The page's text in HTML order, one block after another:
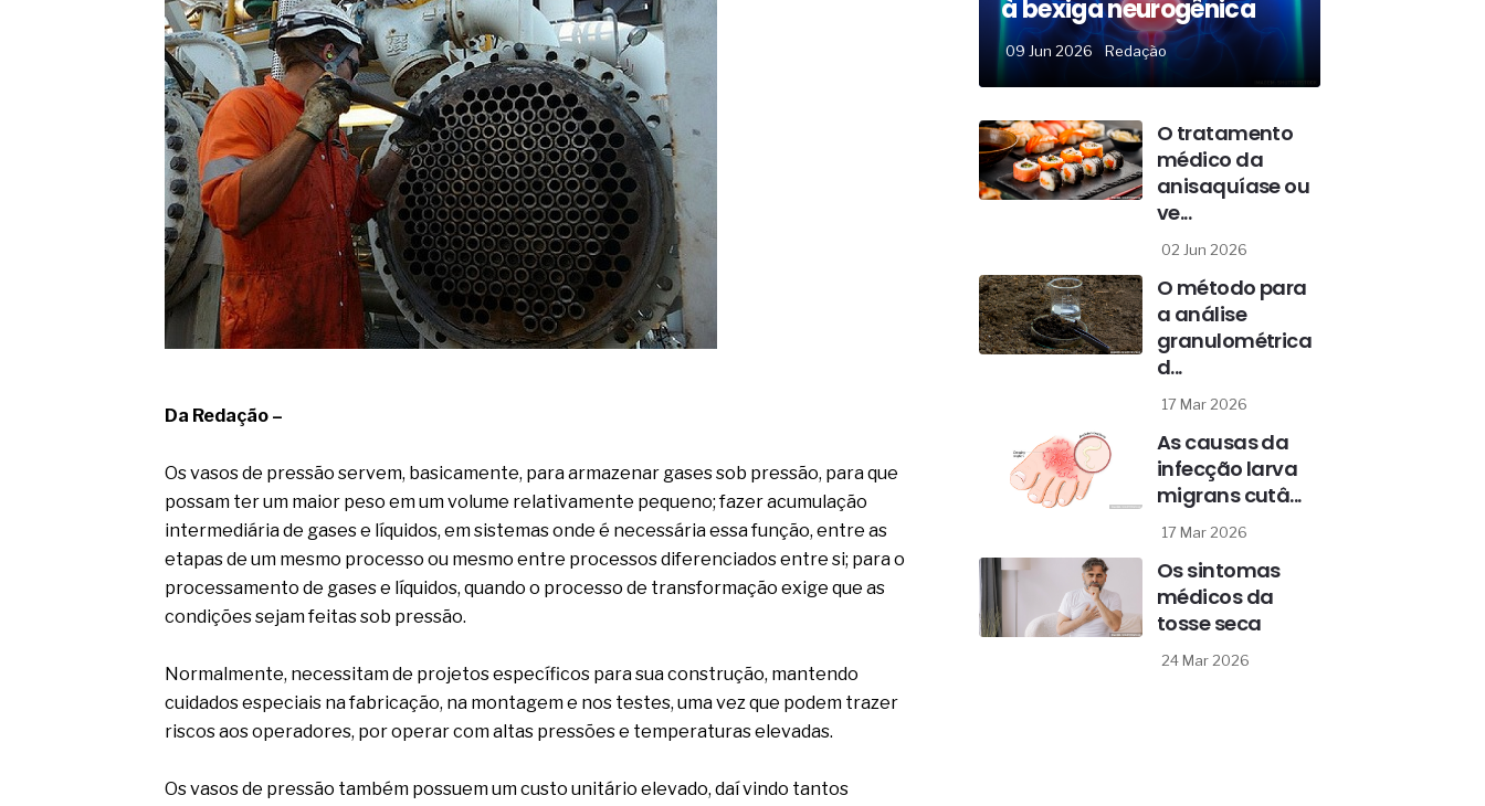
melhora o metabolismo
O desenvolvimento de indicadores nas atividades de
governança das organizações
O desenho industrial ganha espaço como estratégia
competitiva nas empresas
As variações dimensionais dos produtos de materiais
cimentícios com fibra de vidro
A próxima vantagem competitiva não está no modelo de IA
A IA elevou a régua do comprador B2B e a venda complexa
ficou ainda mais humana
Da Redação –
Os vasos de pressão servem, basicamente, para armazenar gases sob pressão, para que
possam ter um maior peso em um volume relativamente pequeno; fazer acumulação
intermediária de gases e líquidos, em sistemas onde é necessária essa função, entre as
etapas de um mesmo processo ou mesmo entre processos diferenciados entre si; para o
processamento de gases e líquidos, quando o processo de transformação exige que as
condições sejam feitas sob pressão.
Normalmente, necessitam de projetos específicos para sua construção, mantendo
cuidados especiais na fabricação, na montagem e nos testes, uma vez que podem trazer
riscos aos operadores, por operar com altas pressões e temperaturas elevadas.
Os vasos de pressão também possuem um custo unitário elevado, daí vindo tantos
à bexiga neurogênica
09 Jun 2026 Redação
O tratamento
médico da
anisaquíase ou
ve...
02 Jun 2026
O método para
a análise
granulométrica
d...
17 Mar 2026
As causas da
infecção larva
migrans cutâ...
17 Mar 2026
Os sintomas
médicos da
tosse seca
24 Mar 2026